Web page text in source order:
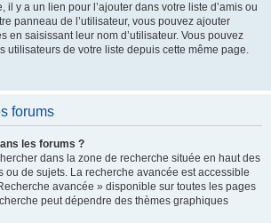
il y a un lien pour l’ajouter dans votre liste d’amis ou
panneau de l’utilisateur, vous pouvez ajouter
en saisissant leur nom d’utilisateur. Vous pouvez
utilisateurs de votre liste depuis cette même page.
forums
les forums ?
dans la zone de recherche située en haut des
ou de sujets. La recherche avancée est accessible
avancée » disponible sur toutes les pages
peut dépendre des thèmes graphiques